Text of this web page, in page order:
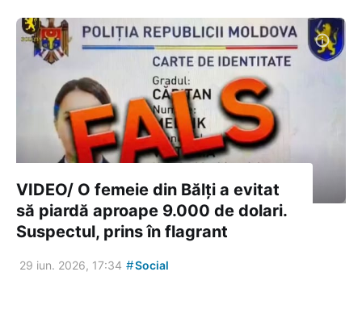
VIDEO/ O femeie din Bălți a evitat
să piardă aproape 9.000 de dolari.
Suspectul, prins în flagrant
29 iun. 2026, 17:34 #Social